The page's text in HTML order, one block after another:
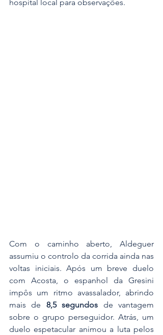
hospital local para observações.
Com o caminho aberto, Aldeguer
assumiu o controlo da corrida ainda nas
voltas iniciais. Após um breve duelo
com Acosta, o espanhol da Gresini
impôs um ritmo avassalador, abrindo
mais de 8,5 segundos de vantagem
sobre o grupo perseguidor. Atrás, um
duelo espetacular animou a luta pelos